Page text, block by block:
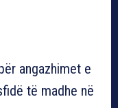
angazhimet e
të madhe në